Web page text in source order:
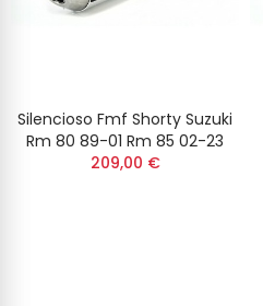
Silencioso Fmf Shorty Suzuki
Rm 80 89-01 Rm 85 02-23
209,00 €